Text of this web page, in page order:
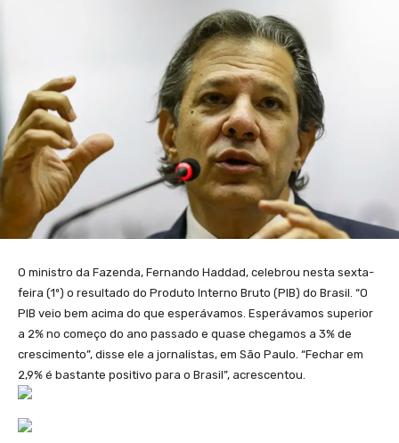
O ministro da Fazenda, Fernando Haddad, celebrou nesta sexta-
feira (1º) o resultado do Produto Interno Bruto (PIB) do Brasil. “O
PIB veio bem acima do que esperávamos. Esperávamos superior
a 2% no começo do ano passado e quase chegamos a 3% de
crescimento”, disse ele a jornalistas, em São Paulo. “Fechar em
2,9% é bastante positivo para o Brasil”, acrescentou.